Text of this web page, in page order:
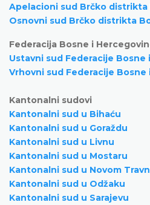
Apelacioni sud Brčko
Osnovni sud Brčko distrikta
Federacija Bosne i
Ustavni sud Federacije Bosne
Vrhovni sud Federacije Bosne
Kantonalni sudovi
Kantonalni sud u Bihaću
Kantonalni sud u Goraždu
Kantonalni sud u Livnu
Kantonalni sud u Mostaru
Kantonalni sud u Novom
Kantonalni sud u Odžaku
Kantonalni sud u Sarajevu